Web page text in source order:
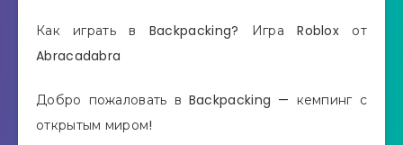
Как играть в Backpacking? Игра Roblox от
Abracadabra
Добро пожаловать в Backpacking — кемпинг с
открытым миром!